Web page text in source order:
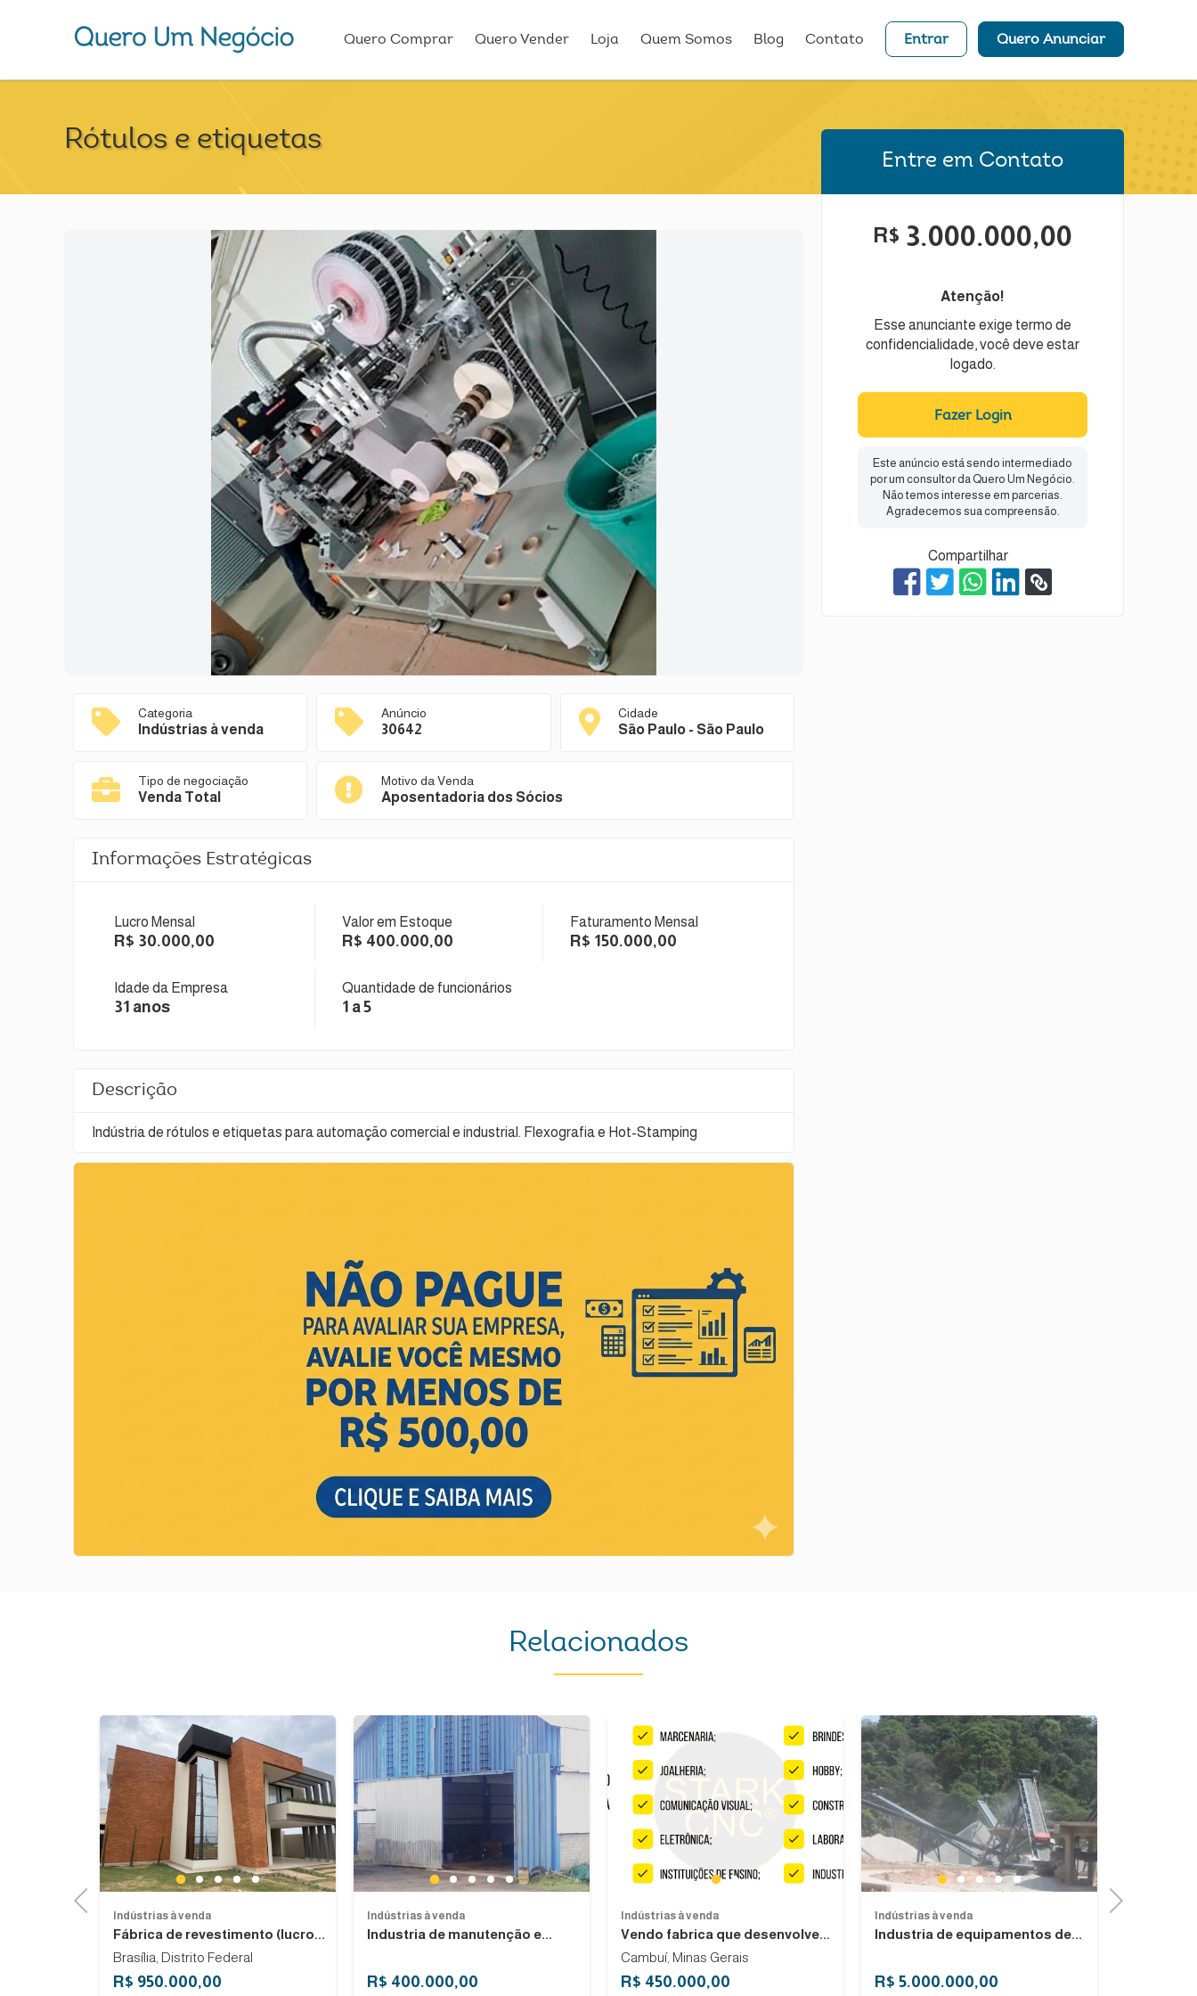
Quero Comprar Quero Vender Loja Quem Somos Blog Contato Entrar Quero Anunciar
Rótulos e etiquetas
Categoria
Indústrias à venda
Anúncio
30642
Cidade
São Paulo - São Paulo
Tipo de negociação
Venda Total
Motivo da Venda
Aposentadoria dos Sócios
Informações Estratégicas
Lucro Mensal
R$ 30.000,00
Valor em Estoque
R$ 400.000,00
Faturamento Mensal
R$ 150.000,00
Idade da Empresa
31 anos
Quantidade de funcionários
1 a 5
Descrição
Indústria de rótulos e etiquetas para automação comercial e industrial. Flexografia e Hot-Stamping
Entre em Contato
R$ 3.000.000,00
Atenção!
Esse anunciante exige termo de
confidencialidade, você deve estar
logado.
Fazer Login
Este anúncio está sendo intermediado
por um consultor da Quero Um Negócio.
Não temos interesse em parcerias.
Agradecemos sua compreensão.
Compartilhar
Relacionados
Previous
Next
1 2 3 4 5
Indústrias à venda
Fábrica de revestimento (lucro...
Brasília, Distrito Federal
R$ 950.000,00
Previous Next
1 2 3 4 5
Indústrias à venda
Industria de manutenção e...
R$ 400.000,00
Previous Next
1 2
Indústrias à venda
Vendo fabrica que desenvolve...
Cambuí, Minas Gerais
R$ 450.000,00
Previous
1 2 3 4 5
Indústrias à venda
Industria de equipamentos de...
R$ 5.000.000,00
Next